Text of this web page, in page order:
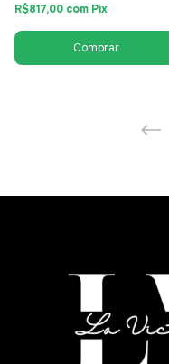
R$817,00 com Pix